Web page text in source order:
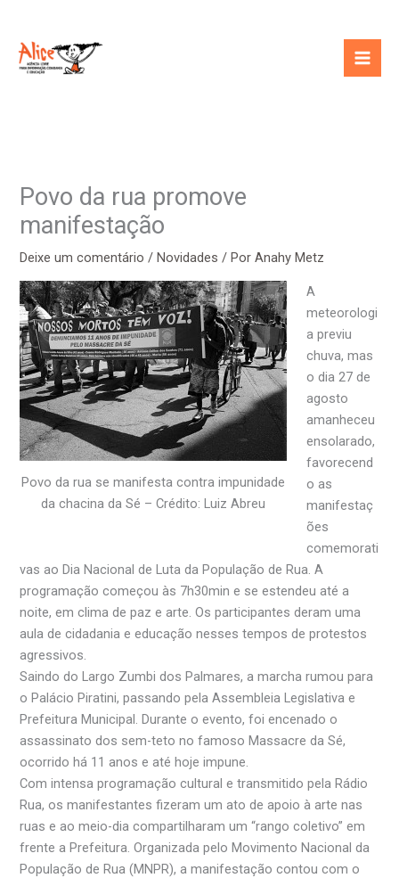
conteúdo
Povo da rua promove
manifestação
Deixe um comentário /Novidades / PorAnahy Metz
Povo da rua se manifesta contra impunidade
da chacina da Sé – Crédito: Luiz Abreu
A
meteorologi
a previu
chuva, mas
o dia 27 de
agosto
amanheceu
ensolarado,
favorecend
o as
manifestaç
ões
comemorati
vas ao Dia Nacional de Luta da População de Rua. A
programação começou às 7h30min e se estendeu até a
noite, em clima de paz e arte. Os participantes deram uma
aula de cidadania e educação nesses tempos de protestos
agressivos.
Saindo do Largo Zumbi dos Palmares, a marcha rumou para
o Palácio Piratini, passando pela Assembleia Legislativa e
Prefeitura Municipal. Durante o evento, foi encenado o
assassinato dos sem-teto no famoso Massacre da Sé,
ocorrido há 11 anos e até hoje impune.
Com intensa programação cultural e transmitido pela Rádio
Rua, os manifestantes fizeram um ato de apoio à arte nas
ruas e ao meio-dia compartilharam um “rango coletivo” em
frente a Prefeitura. Organizada pelo Movimento Nacional da
População de Rua (MNPR), a manifestação contou com o